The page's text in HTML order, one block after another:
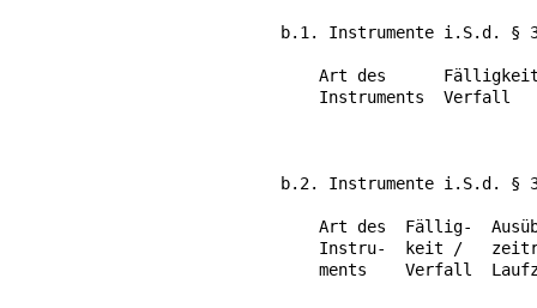
b.1. Instrumente i.S.d. §
Art des
Instruments  Verfall
b.2. Instrumente i.S.d. §
Art des  Fällig-
Instru-  keit /
ments    Verfall